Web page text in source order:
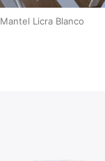
Mantel Licra Blanco